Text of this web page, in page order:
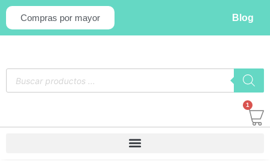
Compras por mayor Blog
1